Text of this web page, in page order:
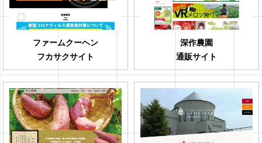
ファームクーヘン
フカサクサイト
深作農園
通販サイト